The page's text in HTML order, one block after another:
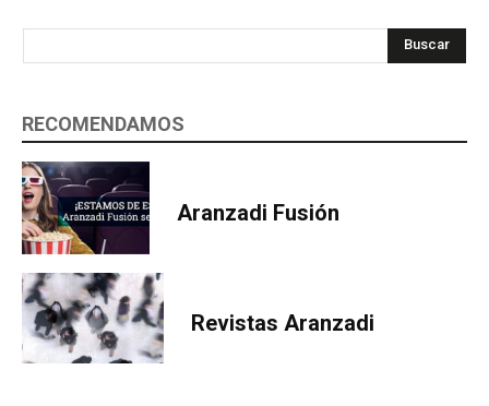
Buscar
RECOMENDAMOS
Aranzadi Fusión
Revistas Aranzadi